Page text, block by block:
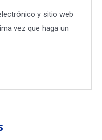
y sitio web
vez que haga un